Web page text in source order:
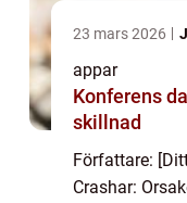
23 mars 2026
appar
Konferens dalarna
skillnad
Författare:
Crashar: